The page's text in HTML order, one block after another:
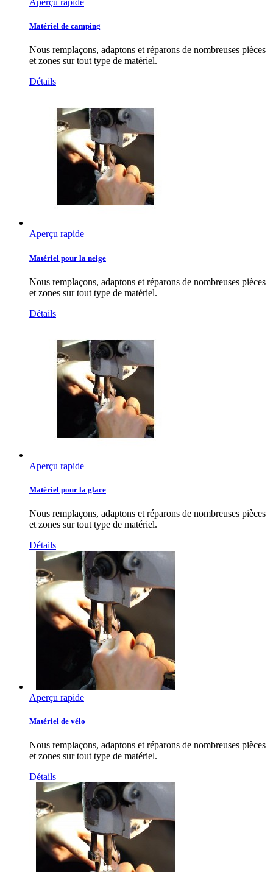
Aperçu rapide
Matériel de camping
Nous remplaçons, adaptons et réparons de nombreuses pièces
et zones sur tout type de matériel.
Détails
Aperçu rapide
Matériel pour la neige
Nous remplaçons, adaptons et réparons de nombreuses pièces
et zones sur tout type de matériel.
Détails
Aperçu rapide
Matériel pour la glace
Nous remplaçons, adaptons et réparons de nombreuses pièces
et zones sur tout type de matériel.
Détails
Aperçu rapide
Matériel de vélo
Nous remplaçons, adaptons et réparons de nombreuses pièces
et zones sur tout type de matériel.
Détails